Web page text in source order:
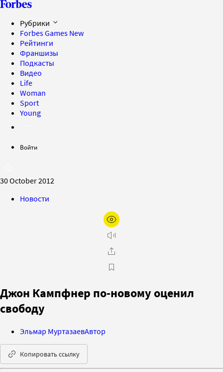
Рубрики
Forbes Games New
Рейтинги
Франшизы
Подкасты
Видео
Life
Woman
Sport
Young
Войти
30 October 2012
Новости
Джон Кампфнер по-новому оценил
свободу
Эльмар МуртазаевАвтор
Копировать ссылку